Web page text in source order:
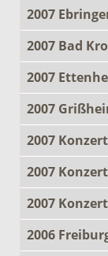
2007
2007 Bad
2007
2007
2007
2007
2007
2006